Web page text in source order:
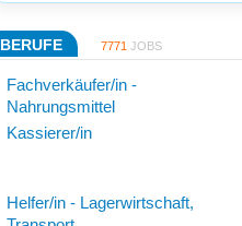
BERUFE 7771 JOBS
Fachverkäufer/in -
Nahrungsmittel
Kassierer/in
Helfer/in - Lagerwirtschaft,